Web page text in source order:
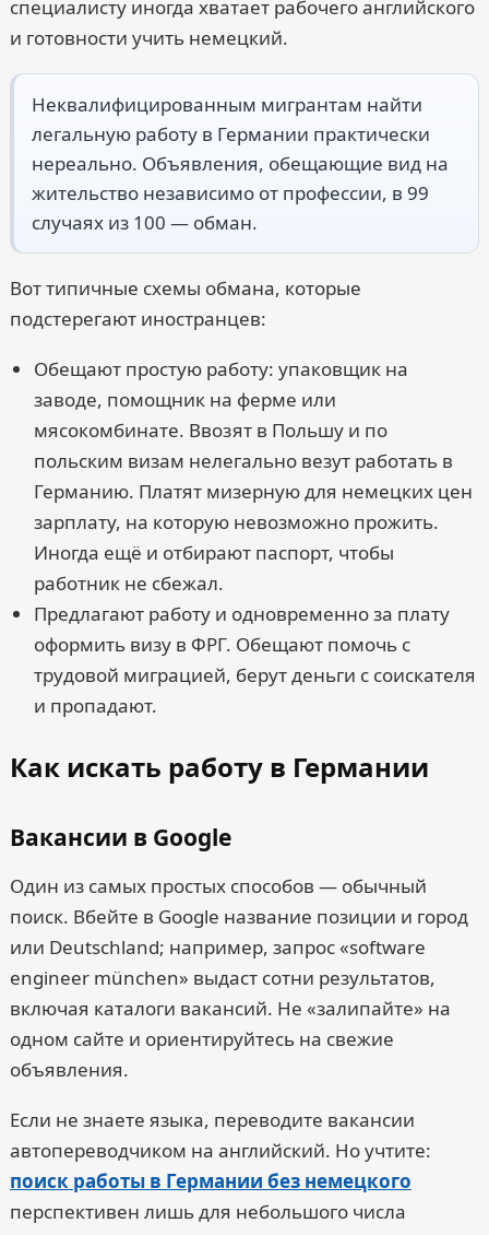
специалисту иногда хватает рабочего английского
и готовности учить немецкий.
Неквалифицированным мигрантам найти
легальную работу в Германии практически
нереально. Объявления, обещающие вид на
жительство независимо от профессии, в 99
случаях из 100 — обман.
Вот типичные схемы обмана, которые
подстерегают иностранцев:
Обещают простую работу: упаковщик на
заводе, помощник на ферме или
мясокомбинате. Ввозят в Польшу и по
польским визам нелегально везут работать в
Германию. Платят мизерную для немецких цен
зарплату, на которую невозможно прожить.
Иногда ещё и отбирают паспорт, чтобы
работник не сбежал.
Предлагают работу и одновременно за плату
оформить визу в ФРГ. Обещают помочь с
трудовой миграцией, берут деньги с соискателя
и пропадают.
Как искать работу в Германии
Вакансии в Google
Один из самых простых способов — обычный
поиск. Вбейте в Google название позиции и город
или Deutschland; например, запрос «software
engineer münchen» выдаст сотни результатов,
включая каталоги вакансий. Не «залипайте» на
одном сайте и ориентируйтесь на свежие
объявления.
Если не знаете языка, переводите вакансии
автопереводчиком на английский. Но учтите:
поиск работы в Германии без немецкого
перспективен лишь для небольшого числа